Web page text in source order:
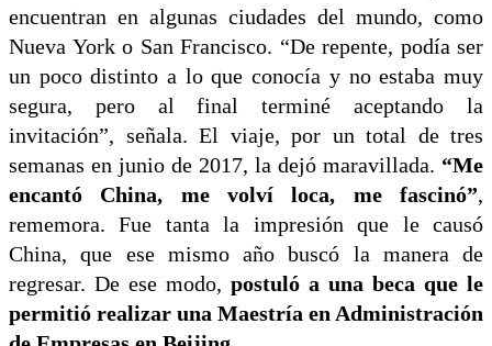
encuentran en algunas ciudades del mundo, como
Nueva York o San Francisco. “De repente, podía ser
un poco distinto a lo que conocía y no estaba muy
segura, pero al final terminé aceptando la
invitación”, señala. El viaje, por un total de tres
semanas en junio de 2017, la dejó maravillada. “Me
encantó China, me volví loca, me fascinó”,
rememora. Fue tanta la impresión que le causó
China, que ese mismo año buscó la manera de
regresar. De ese modo, postuló a una beca que le
permitió realizar una Maestría en Administración